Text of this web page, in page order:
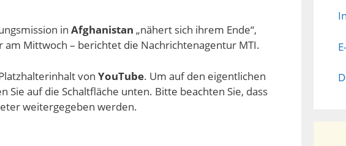
in Afghanistan „nähert sich ihrem Ende“,
Mittwoch – berichtet die Nachrichtenagentur MTI.
von YouTube. Um auf den eigentlichen
Sie auf die Schaltfläche unten. Bitte beachten Sie, dass
weitergegeben werden.